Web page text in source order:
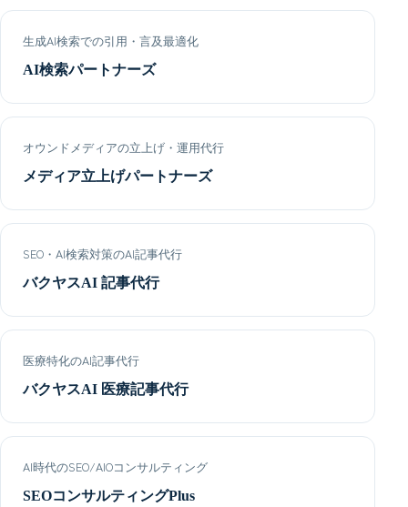
生成AI検索での引用・言及最適化
AI検索パートナーズ
オウンドメディアの立上げ・運用代行
メディア立上げパートナーズ
SEO・AI検索対策のAI記事代行
バクヤスAI 記事代行
医療特化のAI記事代行
バクヤスAI 医療記事代行
AI時代のSEO/AIOコンサルティング
SEOコンサルティングPlus